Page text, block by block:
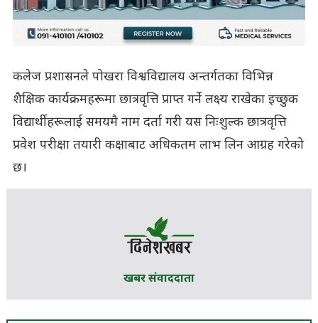
कलेज प्रशासनले पोखरा विश्वविद्यालय अन्तर्गतका विभिन्न
शैक्षिक कार्यक्रमहरूमा छात्रवृत्ति प्राप्त गर्ने लक्ष्य राखेका इच्छुक
विद्यार्थीहरूलाई समयमै नाम दर्ता गरी यस निःशुल्क छात्रवृत्ति
प्रवेश परीक्षा तयारी कक्षाबाट अधिकतम लाभ लिन आग्रह गरेको
छ।
खबर संवाददाता